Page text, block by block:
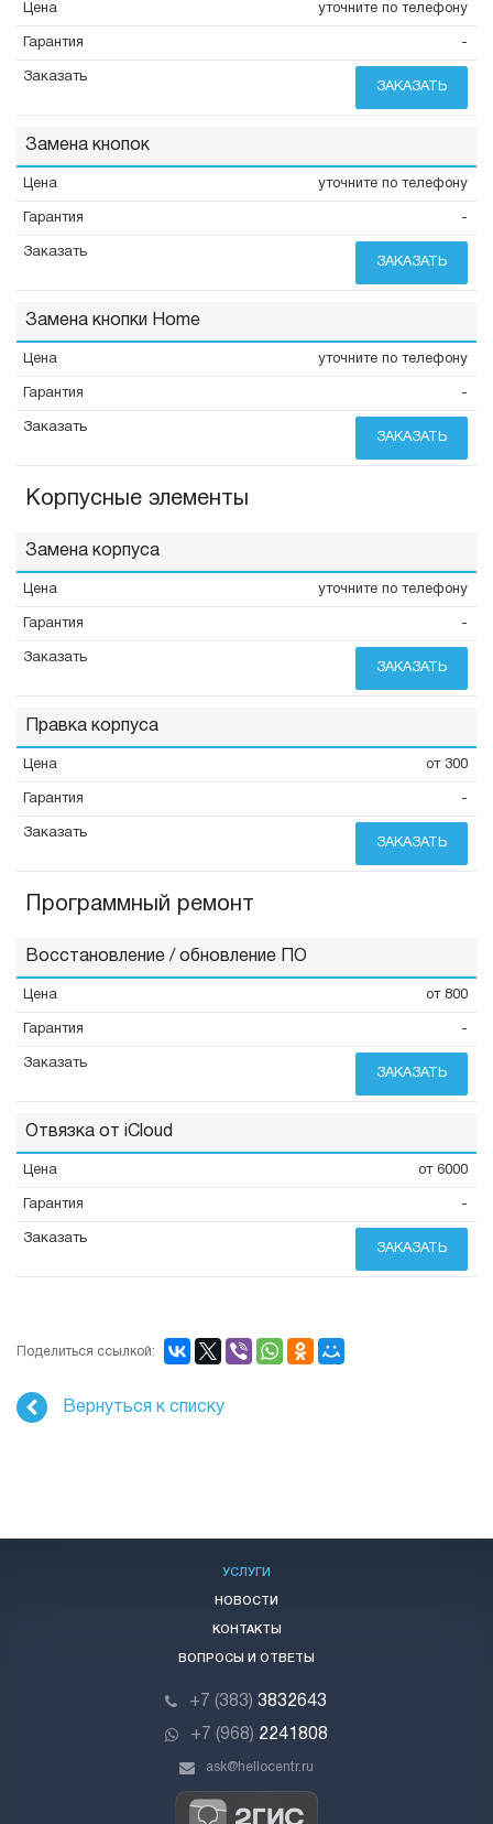
уточните по телефону
-
ЗАКАЗАТЬ
Замена кнопок
уточните по телефону
-
ЗАКАЗАТЬ
Замена кнопки Home
уточните по телефону
-
ЗАКАЗАТЬ
Корпусные элементы
Замена корпуса
уточните по телефону
-
ЗАКАЗАТЬ
Правка корпуса
от 300
-
ЗАКАЗАТЬ
Программный ремонт
Восстановление / обновление ПО
от 800
-
ЗАКАЗАТЬ
Отвязка от iCloud
от 6000
-
ЗАКАЗАТЬ
Поделиться ссылкой:
Вернуться к списку
УСЛУГИ
НОВОСТИ
КОНТАКТЫ
ВОПРОСЫ И ОТВЕТЫ
+7 (383) 3832643
+7 (968) 2241808
ask@hellocentr.ru